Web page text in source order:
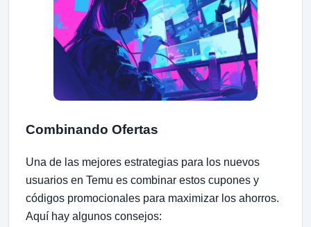
Combinando Ofertas
Una de las mejores estrategias para los nuevos
usuarios en Temu es combinar estos cupones y
códigos promocionales para maximizar los ahorros.
Aquí hay algunos consejos: